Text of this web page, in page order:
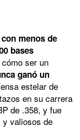
menos de
bases
ser un
ganó un
estelar de
en su carrera
de .358, y fue
y valiosos de